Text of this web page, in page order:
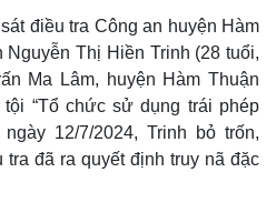
điều tra Công an huyện Hàm
Thị Hiền Trinh (28 tuổi,
Ma Lâm, huyện Hàm Thuận
“Tổ chức sử dụng trái phép
12/7/2024, Trinh bỏ trốn,
đã ra quyết định truy nã đặc